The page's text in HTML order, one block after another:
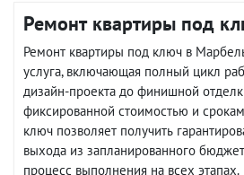
Ремонт квартиры под
Ремонт квартиры под ключ в
услуга, включающая полный цикл
дизайн-проекта до финишной
фиксированной стоимостью и
ключ позволяет получить
выхода из запланированного
процесс выполнения на всех этапах.